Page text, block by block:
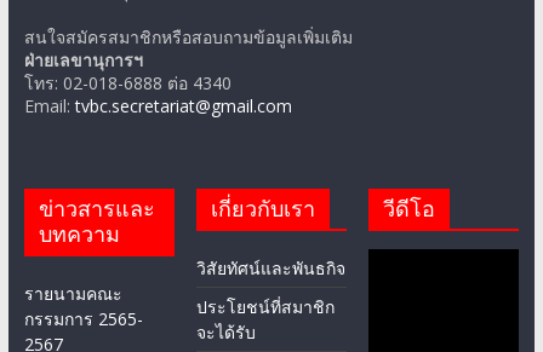
สนใจสมัครสมาชิกหรือสอบถามข้อมูลเพิ่มเติม
ฝ่ายเลขานุการฯ
โทร: 02-018-6888 ต่อ 4340
Email:tvbc.secretariat@gmail.com
ข่าวสารและ
บทความ
รายนามคณะ
กรรมการ 2565-
2567
เกี่ยวกับเรา
วิสัยทัศน์และพันธกิจ
ประโยชน์ที่สมาชิก
จะได้รับ
วีดีโอ